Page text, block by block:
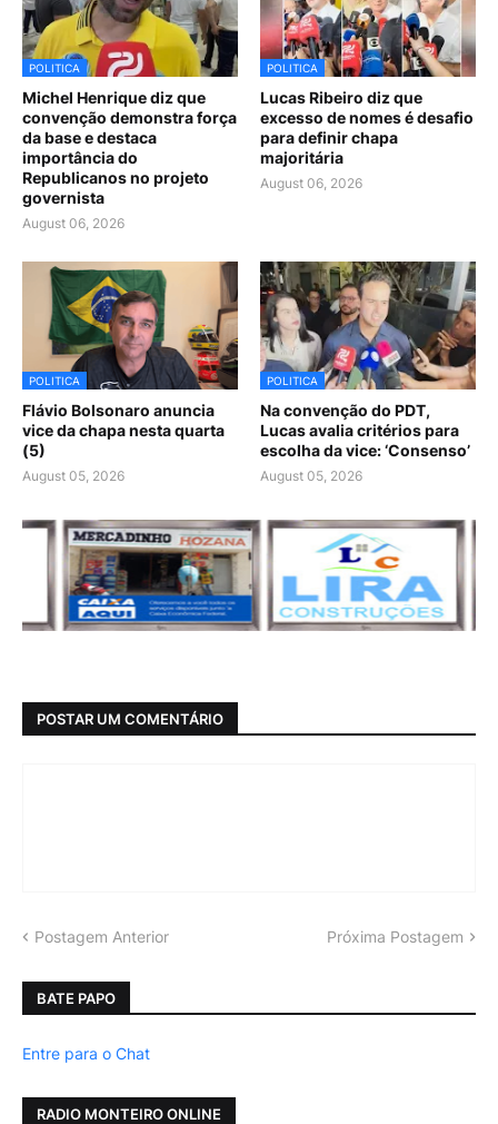
POLITICA
Michel Henrique diz que
convenção demonstra força
da base e destaca
importância do
Republicanos no projeto
governista
August 06, 2026
POLITICA
Lucas Ribeiro diz que
excesso de nomes é desafio
para definir chapa
majoritária
August 06, 2026
POLITICA
Flávio Bolsonaro anuncia
vice da chapa nesta quarta
(5)
August 05, 2026
POLITICA
Na convenção do PDT,
Lucas avalia critérios para
escolha da vice: ‘Consenso’
August 05, 2026
POSTAR UM COMENTÁRIO
Postagem Anterior Próxima Postagem
BATE PAPO
Entre para o Chat
RADIO MONTEIRO ONLINE